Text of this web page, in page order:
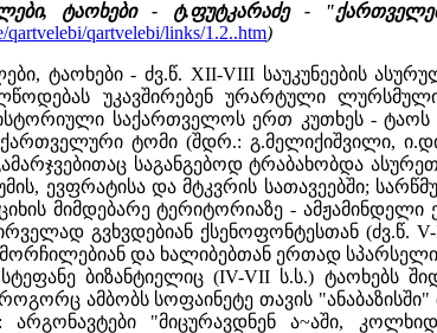
ტაოხები - ტ.ფუტკარაძე -
qartvelebi/qartvelebi/links/1.2..htm)
ტაოხები - ძვ.წ. XII-VIII საუკუნეების
უკავშირებენ ურარტული
საქართველოს ერთ კუთხეს - ტაოს
ტომი (შდრ.: გ.მელიქიშვილი,
საგანგებოდ ტრაბახობდა
ევფრატისა და მტკვრის სათავეებში;
მიმდებარე ტერიტორიაზე - ამჟამინდელი
გვხვდებიან ქსენოფონტესთან
და ხალიბებთან ერთად სპარსელი
სტეფანე ბიზანტიელიც (IV-VII ს.ს.)
ამბობს სოფაინეტე თავის
"მიცურავდნენ ა~აში,